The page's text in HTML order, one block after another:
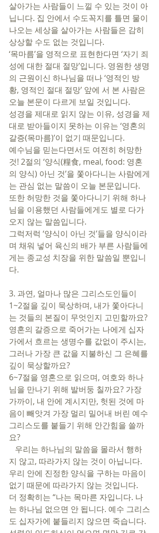
살아가는 사람들이 느낄 수 있는 것이 아
닙니다. 집 안에서 수도꼭지를 틀면 물이
나오는 세상을 살아가는 사람들은 감히
상상할 수도 없는 것입니다.
‘목마름’을 영적으로 표현한다면 ‘자기 죄
성에 대한 절대 절망’입니다. 영원한 생명
의 근원이신 하나님을 떠나 ‘영적인 방
황, 영적인 절대 절망’ 앞에 서 본 사람은
오늘 본문이 다르게 보일 것입니다.
성경을 제대로 읽지 않는 이유, 성경을 제
대로 받아들이지 못하는 이유는 ‘영혼의
갈증(목마름)’이 없기 때문입니다.
예수님을 믿는다면서도 여전히 허망한
것! 2절의 ‘양식(糧食, meal, food: 영혼
의 양식) 아닌 것’을 쫓아다니는 사람에게
는 관심 없는 말씀이 오늘 본문입니다.
또한 허망한 것을 쫓아다니기 위해 하나
님을 이용했던 사람들에게도 별로 다가
오지 않는 말씀입니다.
그럭저럭 ‘양식이 아닌 것’들을 양식이라
며 채워 넣어 육신의 배가 부른 사람들에
게는 종교성 치장을 위한 말씀일 뿐입니
다.
3. 과연, 얼마나 많은 그리스도인들이
1~2절을 깊이 묵상하며, 내가 쫓아다니
는 것들의 본질이 무엇인지 고민할까요?
영혼의 갈증으로 죽어가는 나에게 십자
가에서 흐르는 생명수를 값없이 주시는,
그러나 가장 큰 값을 지불하신 그 은혜를
깊이 묵상할까요?
6~7절을 영혼으로 읽으며, 여호와 하나
님을 만나기 위해 발버둥 칠까요? 가장
가까이, 내 안에 계시지만, 헛된 것에 마
음이 빼앗겨 가장 멀리 밀어내 버린 예수
그리스도를 붙들기 위해 안간힘을 쓸까
요?
지 않고, 따라가지 않는 것이 아닙니다.
우리 안에 진정한 양식을 구하는 마음이
없기 때문에 따라가지 않는 것입니다.
더 정확히는 “나는 목마른 자입니다. 나
는 하나님 없으면 안 됩니다. 예수 그리스
도 십자가에 붙들리지 않으면 죽습니다.